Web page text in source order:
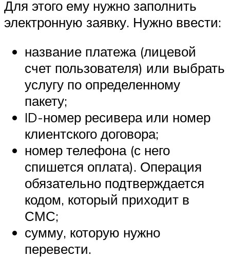
Для этого ему нужно заполнить
электронную заявку. Нужно ввести:
название платежа (лицевой
счет пользователя) или выбрать
услугу по определенному
пакету;
ID-номер ресивера или номер
клиентского договора;
номер телефона (с него
спишется оплата). Операция
обязательно подтверждается
кодом, который приходит в
СМС;
сумму, которую нужно
перевести.